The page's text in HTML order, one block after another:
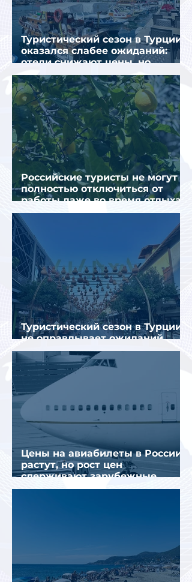
Туристический сезон в Турции
оказался слабее ожиданий:
отели снижают цены, но
загрузка остается низкой
Российские туристы не могут
полностью отключиться от
работы даже во время отдыха
в Турции
Туристический сезон в Турции
не оправдывает ожиданий
отрасли
Цены на авиабилеты в России
растут, но рост цен
сдерживают зарубежные
конкуренты